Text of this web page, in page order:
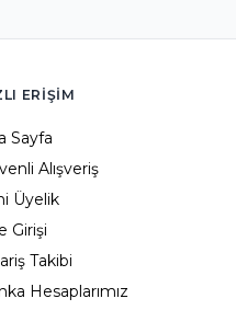
ERIŞIM
Sayfa
Alışveriş
Üyelik
Girişi
Takibi
Hesaplarımız